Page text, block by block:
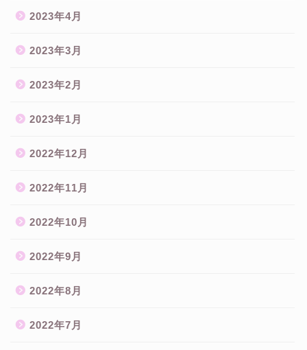
2023年4月
2023年3月
2023年2月
2023年1月
2022年12月
2022年11月
2022年10月
2022年9月
2022年8月
2022年7月